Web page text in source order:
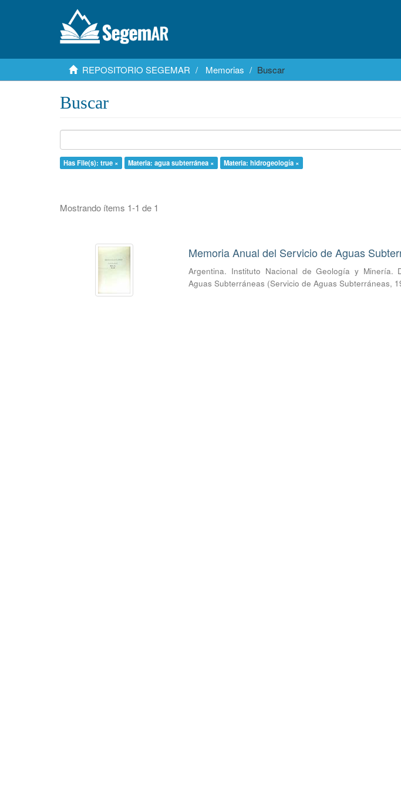
REPOSITORIO SEGEMAR Memorias Buscar
Buscar
Has File(s): true × Materia: agua subterránea × Materia: hidrogeología ×
Mostrando ítems 1-1 de 1
Memoria Anual del Servicio de Aguas
Argentina. Instituto Nacional de Geología y Minería.
Aguas Subterráneas (Servicio de Aguas Subterráneas,